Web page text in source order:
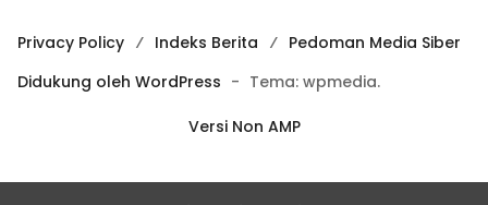
Privacy Policy Indeks Berita
Pedoman Media Siber
Didukung oleh WordPress - Tema: wpmedia.
Versi Non AMP